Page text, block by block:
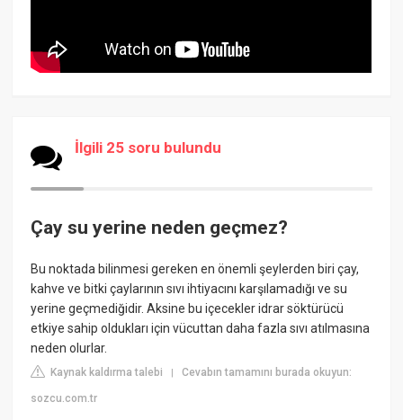
İlgili 25 soru bulundu
Çay su yerine neden geçmez?
Bu noktada bilinmesi gereken en önemli şeylerden biri çay,
kahve ve bitki çaylarının sıvı ihtiyacını karşılamadığı ve su
yerine geçmediğidir. Aksine bu içecekler idrar söktürücü
etkiye sahip oldukları için vücuttan daha fazla sıvı atılmasına
neden olurlar.
Kaynak kaldırma talebi |Cevabın tamamını burada okuyun:
sozcu.com.tr